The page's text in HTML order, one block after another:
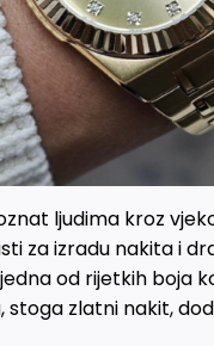
ljudima kroz
za izradu nakita i
od rijetkih boja
stoga zlatni nakit,